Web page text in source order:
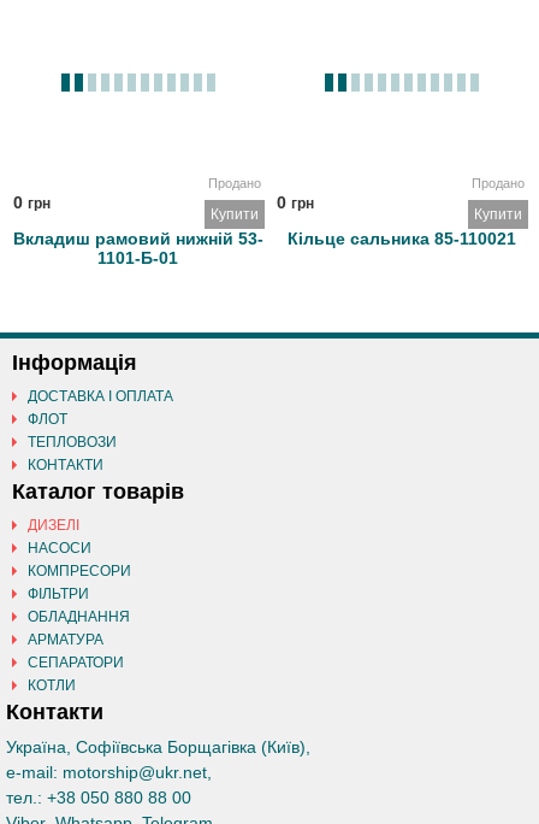
Продано
0 грн
Купити
Вкладиш рамовий нижній 53-
1101-Б-01
Продано
0 грн
Купити
Кільце сальника 85-110021
Інформація
ДОСТАВКА І ОПЛАТА
ФЛОТ
ТЕПЛОВОЗИ
КОНТАКТИ
Каталог товарів
ДИЗЕЛІ
НАСОСИ
КОМПРЕСОРИ
ФІЛЬТРИ
ОБЛАДНАННЯ
АРМАТУРА
СЕПАРАТОРИ
КОТЛИ
Контакти
Україна, Софіївська Борщагівка (Київ)
e-mail: motorship@ukr.net
тел.: +38 050 880 88 00